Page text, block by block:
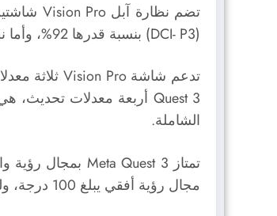
(DCI- P3) بنسبة قدرها 92%، و
أما
الشاملة.
مجال رؤية أفقي يبلغ 100 درجة، ولم تعلن الشركة مقدار مجال الرؤية الرأسي.